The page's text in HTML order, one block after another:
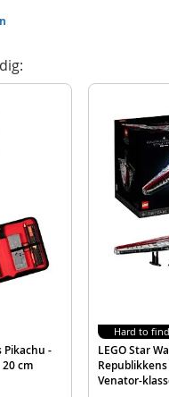
knapbatterier (demo
Pikachu -
cm
LEGO Star
Venator-
Hard to find